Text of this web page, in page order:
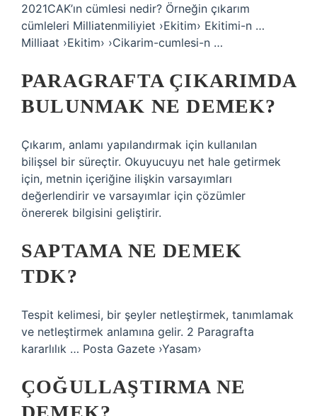
2021CAK’ın cümlesi nedir? Örneğin çıkarım
cümleleri Milliatenmiliyiet ›Ekitim› Ekitimi-n …
Milliaat ›Ekitim› ›Cikarim-cumlesi-n …
PARAGRAFTA ÇIKARIMDA
BULUNMAK NE DEMEK?
Çıkarım, anlamı yapılandırmak için kullanılan
bilişsel bir süreçtir. Okuyucuyu net hale getirmek
için, metnin içeriğine ilişkin varsayımları
değerlendirir ve varsayımlar için çözümler
önererek bilgisini geliştirir.
SAPTAMA NE DEMEK
TDK?
Tespit kelimesi, bir şeyler netleştirmek, tanımlamak
ve netleştirmek anlamına gelir. 2 Paragrafta
kararlılık … Posta Gazete ›Yasam›
ÇOĞULLAŞTIRMA NE